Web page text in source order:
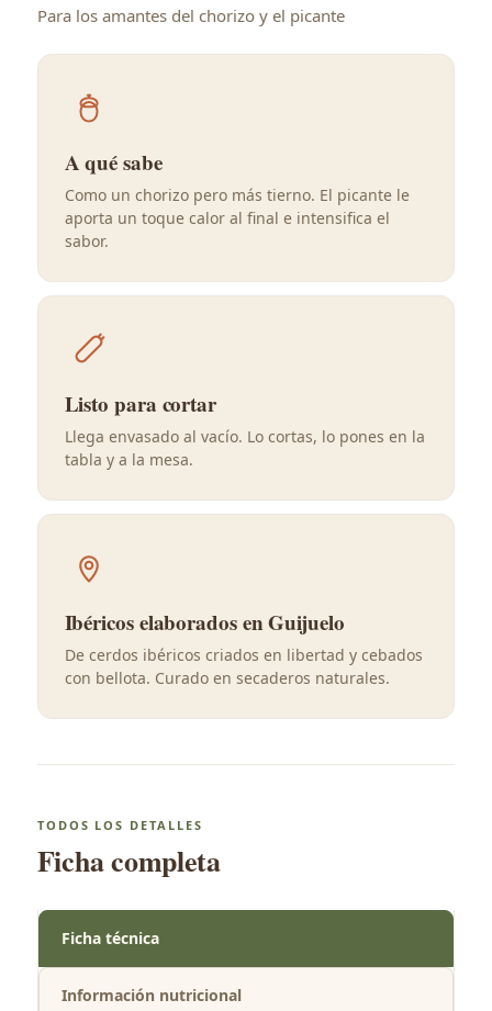
Para los amantes del chorizo y el picante
A qué sabe
Como un chorizo pero más tierno. El picante le
aporta un toque calor al final e intensifica el
sabor.
Listo para cortar
Llega envasado al vacío. Lo cortas, lo pones en la
tabla y a la mesa.
Ibéricos elaborados en Guijuelo
De cerdos ibéricos criados en libertad y cebados
con bellota. Curado en secaderos naturales.
TODOS LOS DETALLES
Ficha completa
Ficha técnica
Información nutricional